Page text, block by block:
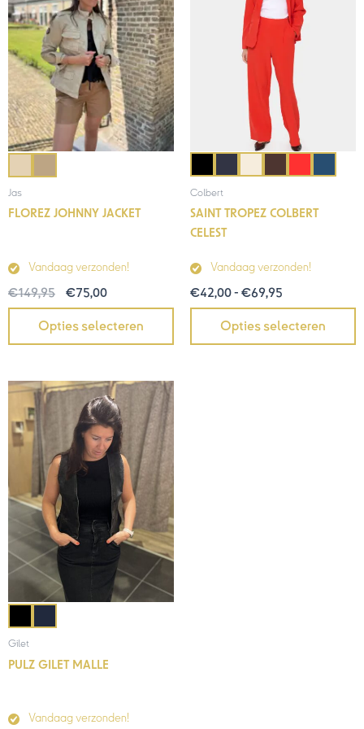
Jas
FLOREZ JOHNNY JACKET
Vandaag verzonden!
€149,95 €75,00
Opties selecteren
Colbert
SAINT TROPEZ COLBERT
CELEST
Vandaag verzonden!
€42,00- €69,95
Opties selecteren
Gilet
PULZ GILET MALLE
Vandaag verzonden!